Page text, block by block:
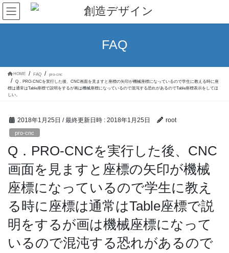
コ
テ
ッ
ナ
ゲ
移
FAQ
HOME FAQ
pro-cnc
Q．PRO-CNCを実行した後、CNC画面を見ますと座標の矢印が機械座標になっているので学生に教える時に座
標は通常はTable座標で説明をするが画は機械座標になっているので混沌する恐れがあるのでTable座標表示をしてほ
しい。
2018年1月25日 / 最終更新日時 : 2018年1月25日 root
pro-cnc
Q．PRO-CNCを実行した後、CNC
画面を見ますと座標の矢印が機械
座標になっているので学生に教え
る時に座標は通常はTable座標で説
明をするが画は機械座標になって
いるので混沌する恐れがあるので